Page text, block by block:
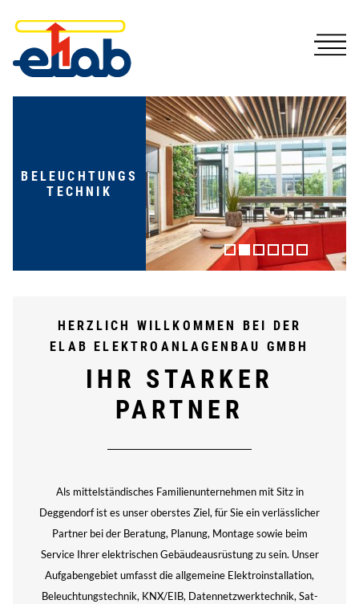
BELEUCHTUNGS
TECHNIK
HERZLICH WILLKOMMEN BEI DER
ELAB ELEKTROANLAGENBAU GMBH
IHR STARKER
PARTNER
Als mittelständisches Familienunternehmen mit Sitz in
Deggendorf ist es unser oberstes Ziel, für Sie ein verlässlicher
Partner bei der Beratung, Planung, Montage sowie beim
Service Ihrer elektrischen Gebäudeausrüstung zu sein. Unser
Aufgabengebiet umfasst die allgemeine Elektroinstallation,
Beleuchtungstechnik, KNX/EIB, Datennetzwerktechnik, Sat-